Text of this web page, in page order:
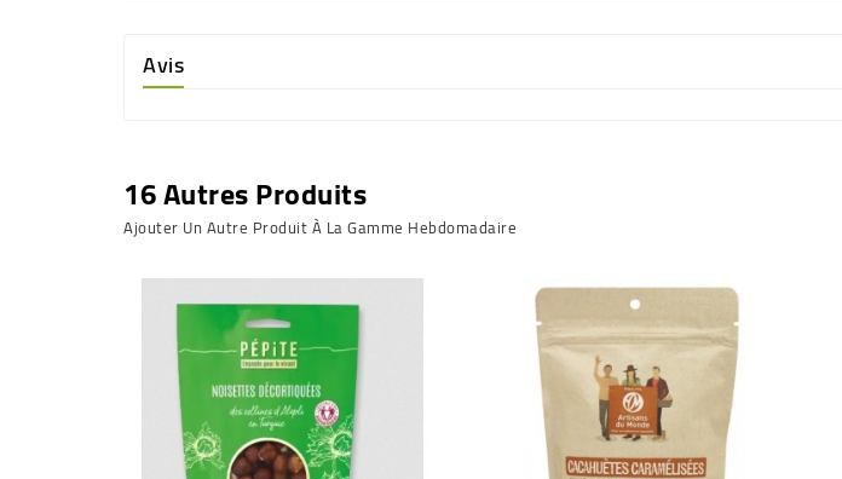
Avis
16 Autres Produits
Ajouter Un Autre Produit À La Gamme Hebdomadaire